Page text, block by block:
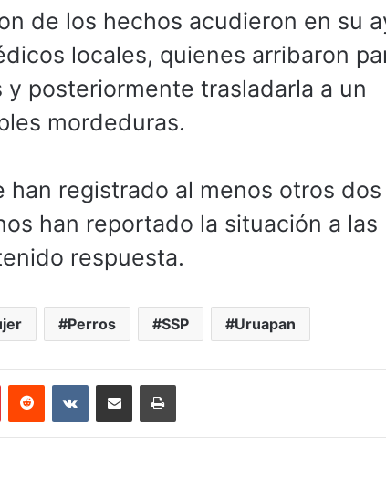
de los hechos acudieron en su
locales, quienes arribaron
posteriormente trasladarla a un
mordeduras.
han registrado al menos otros dos
han reportado la situación a las
respuesta.
Perros SSP Uruapan
PinterestReddit VKontakteCompartir por correo electrónicoImprimir